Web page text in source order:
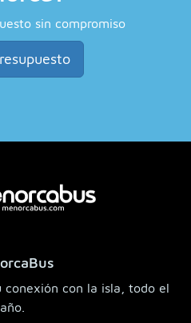
sin compromiso
conexión con la isla, todo el
año.